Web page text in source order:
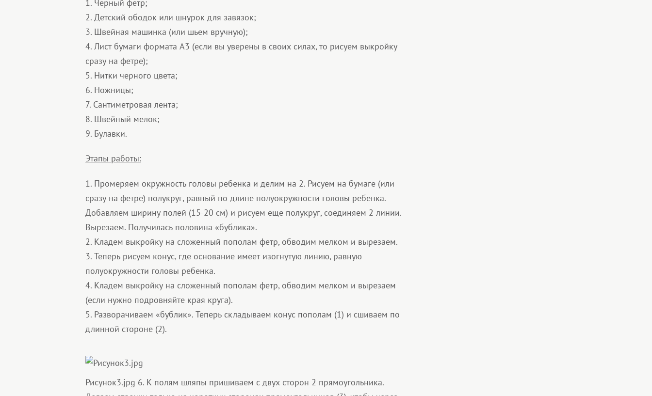
1. Черный фетр;
2. Детский ободок или шнурок для завязок;
3. Швейная машинка (или шьем вручную);
4. Лист бумаги формата А3 (если вы уверены в своих силах, то рисуем выкройку
сразу на фетре);
5. Нитки черного цвета;
6. Ножницы;
7. Сантиметровая лента;
8. Швейный мелок;
9. Булавки.
Этапы работы:
1. Промеряем окружность головы ребенка и делим на 2. Рисуем на бумаге (или
сразу на фетре) полукруг, равный по длине полуокружности головы ребенка.
Добавляем ширину полей (15-20 см) и рисуем еще полукруг, соединяем 2 линии.
Вырезаем. Получилась половина «бублика».
2. Кладем выкройку на сложенный пополам фетр, обводим мелком и вырезаем.
3. Теперь рисуем конус, где основание имеет изогнутую линию, равную
полуокружности головы ребенка.
4. Кладем выкройку на сложенный пополам фетр, обводим мелком и вырезаем
(если нужно подровняйте края круга).
5. Разворачиваем «бублик». Теперь складываем конус пополам (1) и сшиваем по
длинной стороне (2).
Рисунок3.jpg 6. К полям шляпы пришиваем с двух сторон 2 прямоугольника.